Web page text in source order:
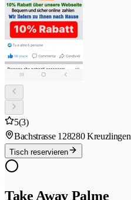
5(3)
Bachstrasse 128280 Kreuzlingen
Tisch reservieren
Take Away Palme